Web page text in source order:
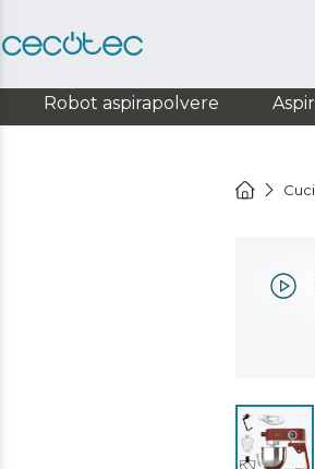
Robot aspirapolvere